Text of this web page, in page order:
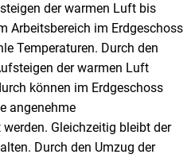
der warmen Luft bis
Arbeitsbereich im Erdgeschoss
Temperaturen. Durch den
der warmen Luft
können im Erdgeschoss
angenehme
Gleichzeitig bleibt der
Durch den Umzug der